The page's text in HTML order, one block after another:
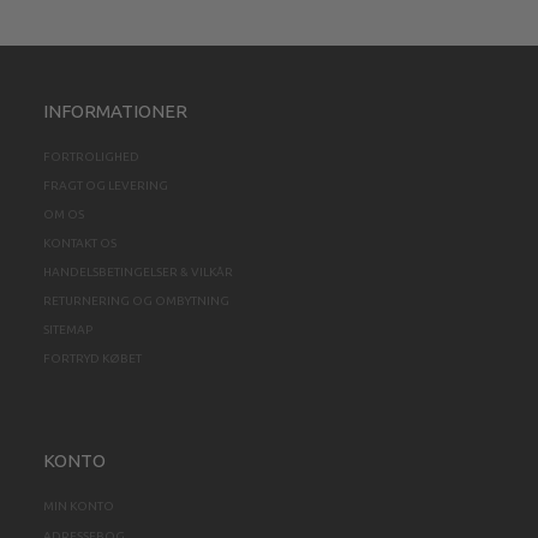
INFORMATIONER
FORTROLIGHED
FRAGT OG LEVERING
OM OS
KONTAKT OS
HANDELSBETINGELSER & VILKÅR
RETURNERING OG OMBYTNING
SITEMAP
FORTRYD KØBET
KONTO
MIN KONTO